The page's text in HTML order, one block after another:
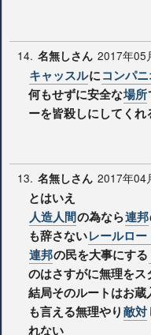
14. 名無しさん 2017年05
キャッスルにコンパ
何もせずに安全な場所
ーを皆殺しにしてくれ
13. 名無しさん 2017年04
とはいえ
人造人間の為なら連邦
も辞さないレールロー
連邦の民を大事にする
のはさすがに無理を
結局そのルートはお
も言える無理やり敵対
れない